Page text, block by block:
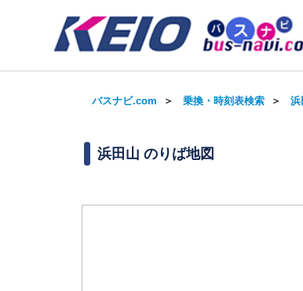
バスナビ.com ＞ 乗換・時刻表検索 ＞ 浜
浜田山 のりば地図